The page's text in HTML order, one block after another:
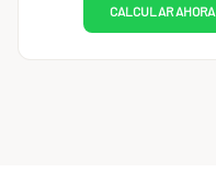
CALCULAR AHORA